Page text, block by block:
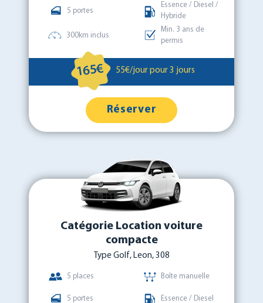
5 portes
Essence / Diesel /
Hybride
300km inclus
Min. 3 ans de
permis
165€ 55€/jour pour 3 jours
Réserver
Catégorie Location voiture
compacte
Type Golf, Leon, 308
5 places Boîte manuelle
5 portes Essence / Diesel